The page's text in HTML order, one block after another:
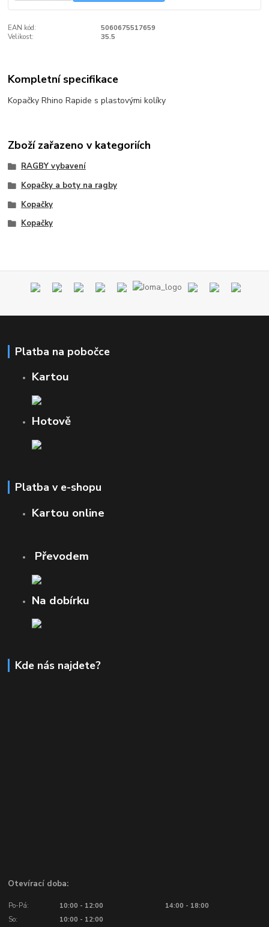
EAN kód:
5060675517659
Velikost:
35.5
Kompletní specifikace
Kopačky Rhino Rapide s plastovými kolíky
Zboží zařazeno v kategoriích
RAGBY vybavení
Kopačky a boty na ragby
Kopačky
Kopačky
Platba na pobočce
Kartou
Hotově
Platba v e-shopu
Kartou online
Převodem
Na dobírku
Kde nás najdete?
Otevírací doba:
Po-Pá: 10:00 - 12:00
14:00 - 18:00
So:
10:00 - 12:00